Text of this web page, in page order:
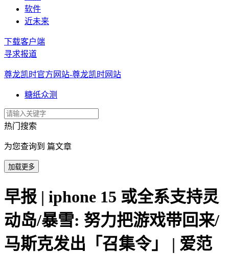
软件
近未来
下载客户端
寻求报道
尊龙凯时官方网站-尊龙凯时网站
糖纸众测
热门搜索
为您查询到 篇文章
加载更多
早报 | iphone 15 或全系支持灵
动岛/暴雪: 努力把游戏带回来/
马斯克发出「召集令」 | 爱范